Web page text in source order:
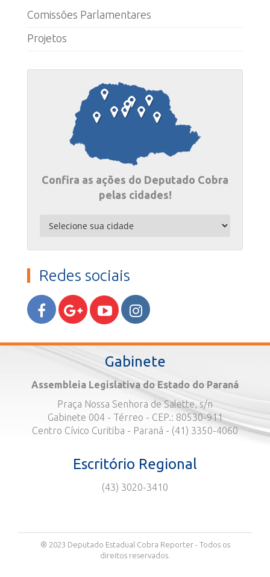
Comissões Parlamentares
Projetos
Confira as ações do Deputado Cobra
pelas cidades!
Redes sociais
Gabinete
Assembleia Legislativa do Estado do Paraná
Praça Nossa Senhora de Salette, s/n
Gabinete 004 - Térreo - CEP.: 80530-911
Centro Cívico Curitiba - Paraná - (41) 3350-4060
Escritório Regional
(43) 3020-3410
® 2023 Deputado Estadual Cobra Reporter - Todos os
direitos reservados.